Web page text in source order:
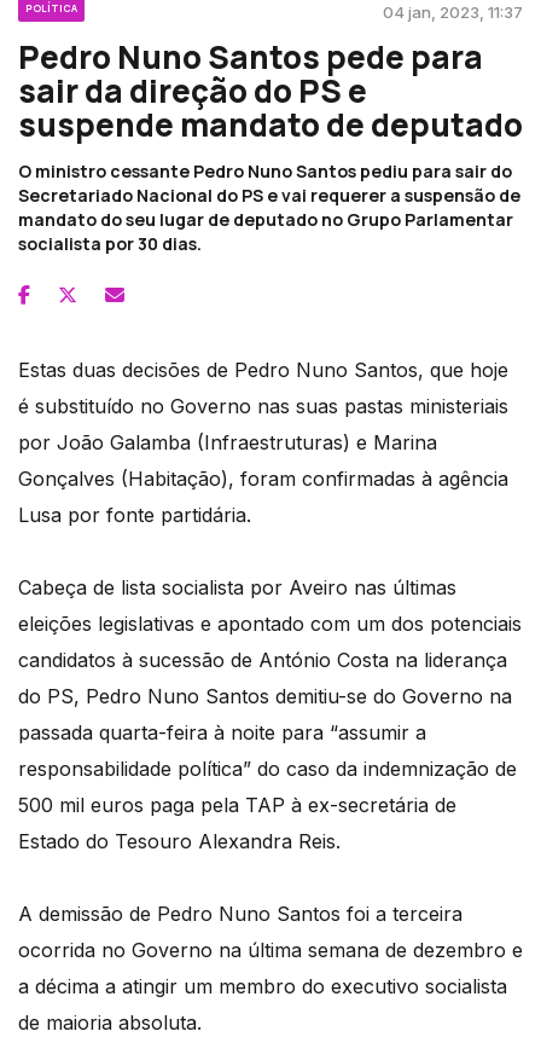
POLÍTICA 04 jan, 2023, 11:37
Pedro Nuno Santos pede para
sair da direção do PS e
suspende mandato de deputado
O ministro cessante Pedro Nuno Santos pediu para sair do
Secretariado Nacional do PS e vai requerer a suspensão de
mandato do seu lugar de deputado no Grupo Parlamentar
socialista por 30 dias.
Estas duas decisões de Pedro Nuno Santos, que hoje
é substituído no Governo nas suas pastas ministeriais
por João Galamba (Infraestruturas) e Marina
Gonçalves (Habitação), foram confirmadas à agência
Lusa por fonte partidária.
Cabeça de lista socialista por Aveiro nas últimas
eleições legislativas e apontado com um dos potenciais
candidatos à sucessão de António Costa na liderança
do PS, Pedro Nuno Santos demitiu-se do Governo na
passada quarta-feira à noite para “assumir a
responsabilidade política” do caso da indemnização de
500 mil euros paga pela TAP à ex-secretária de
Estado do Tesouro Alexandra Reis.
A demissão de Pedro Nuno Santos foi a terceira
ocorrida no Governo na última semana de dezembro e
a décima a atingir um membro do executivo socialista
de maioria absoluta.